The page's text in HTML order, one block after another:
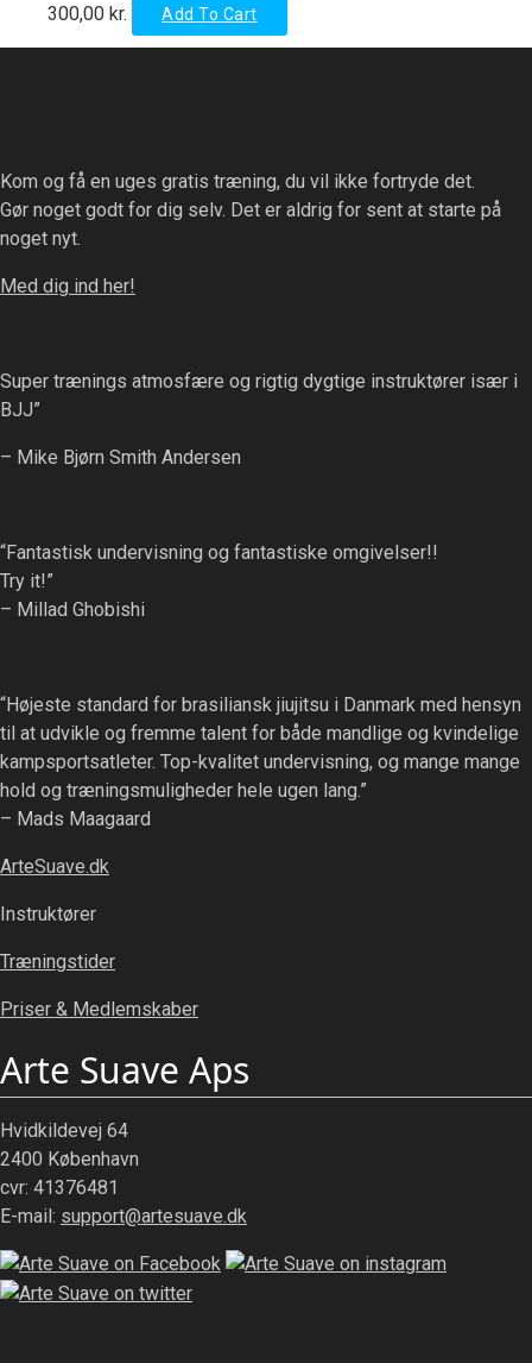
300,00 kr. Add To Cart
Kom og få en uges gratis træning, du vil ikke fortryde det.
Gør noget godt for dig selv. Det er aldrig for sent at starte på
noget nyt.
Med dig ind her!
Super trænings atmosfære og rigtig dygtige instruktører især i
BJJ”
– Mike Bjørn Smith Andersen
“Fantastisk undervisning og fantastiske omgivelser!!
Try it!”
– Millad Ghobishi
“Højeste standard for brasiliansk jiujitsu i Danmark med hensyn
til at udvikle og fremme talent for både mandlige og kvindelige
kampsportsatleter. Top-kvalitet undervisning, og mange mange
hold og træningsmuligheder hele ugen lang.”
– Mads Maagaard
ArteSuave.dk
Instruktører
Træningstider
Priser & Medlemskaber
Arte Suave Aps
Hvidkildevej 64
2400 København
cvr: 41376481
E-mail: support@artesuave.dk